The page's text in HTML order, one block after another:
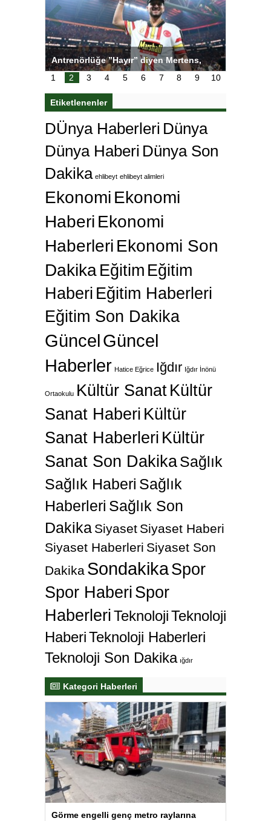
Antrenörlüğe ”Hayır” diyen Mertens,
Galatasaray’dan bakın ne istedi
1
2 3 4 5 6 7 8 9 10
Etiketlenenler
DÜnya Haberleri Dünya
Dünya Haberi Dünya Son
Dakika ehlibeyt ehlibeyt alimleri
Ekonomi Ekonomi
Haberi Ekonomi
Haberleri Ekonomi Son
Dakika Eğitim Eğitim
Haberi Eğitim Haberleri
Eğitim Son Dakika
GüncelGüncel
Haberler Hatice Eğrice Iğdır Iğdır İnönü
Ortaokulu Kültür SanatKültür
Sanat Haberi Kültür
Sanat Haberleri Kültür
Sanat Son DakikaSağlık
Sağlık Haberi Sağlık
Haberleri Sağlık Son
Dakika Siyaset Siyaset Haberi
Siyaset Haberleri Siyaset Son
Dakika SondakikaSpor
Spor Haberi Spor
HaberleriTeknolojiTeknoloji
HaberiTeknoloji Haberleri
Teknoloji Son Dakika ığdır
Kategori Haberleri
Görme engelli genç metro raylarına